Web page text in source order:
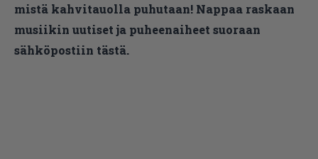
mistä kahvitauolla puhutaan! Nappaa raskaan
musiikin uutiset ja puheenaiheet suoraan
sähköpostiin tästä.